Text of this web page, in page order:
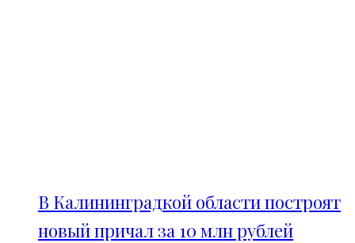
В Калининградкой области построят
новый причал за 10 млн рублей